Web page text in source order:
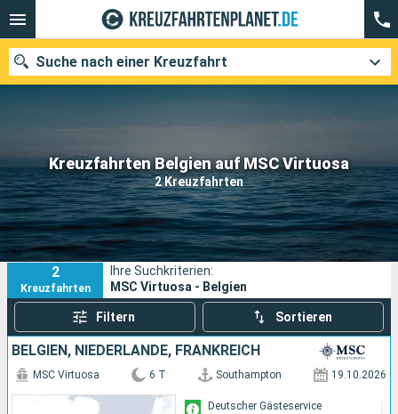
Kreuzfahrten Belgien auf MSC Virtuosa
2 Kreuzfahrten
Suche nach einer Kreuzfahrt
Unsere Ziele
Abfahrtsmonat
Häfen Reedereien
Suchen
2
Kreuzfahrten
Ihre Suchkriterien:
MSC Virtuosa - Belgien
Filtern Sortieren
BELGIEN, NIEDERLANDE, FRANKREICH
MSC Virtuosa 6 T Southampton 19.10.2026
Deutscher Gästeservice